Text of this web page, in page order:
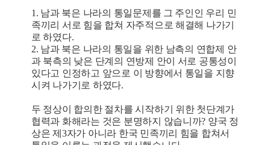
1. 남과 북은 나라의 통일문제를 그 주인인 우리 민
족끼리 서로 힘을 합쳐 자주적으로 해결해 나가기
로 하였다.
2. 남과 북은 나라의 통일을 위한 남측의 연합제 안
과 북측의 낮은 단계의 연방제 안이 서로 공통성이
있다고 인정하고 앞으로 이 방향에서 통일을 지향
시켜 나가기로 하였다.
두 정상이 합의한 절차를 시작하기 위한 첫단계가
협력과 화해라는 것은 분명하지 않습니까? 양국 정
상은 제3자가 아니라 한국 민족끼리 힘을 합쳐서